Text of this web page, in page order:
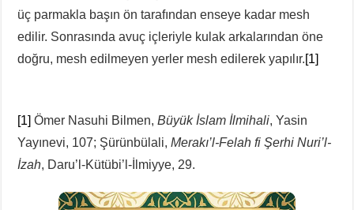
üç parmakla başın ön tarafından enseye kadar mesh
edilir. Sonrasında avuç içleriyle kulak arkalarından öne
doğru, mesh edilmeyen yerler mesh edilerek yapılır.[1]
[1] Ömer Nasuhi Bilmen,Büyük İslam İlmihali, Yasin
Yayınevi, 107; Şürünbülali,Merakı’l-Felah fi Şerhi Nuri’l-
İzah, Daru’l-Kütübi’l-İlmiyye, 29.